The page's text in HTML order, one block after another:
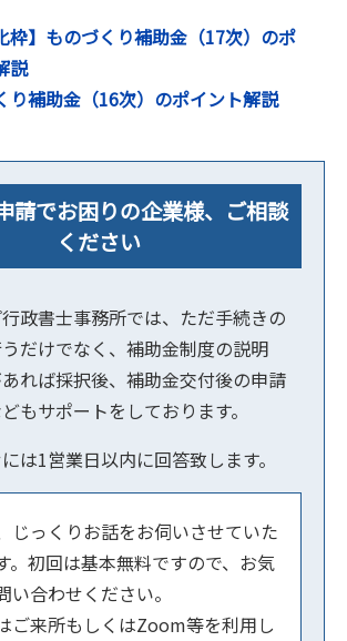
枠】ものづくり補助金（17次）のポ
説
り補助金（16次）のポイント解説
請でお困りの企業様、ご相談
ください
政書士事務所では、ただ手続きの
だけでなく、補助金制度の説明
れば採択後、補助金交付後の申請
もサポートをしております。
は1営業日以内に回答致します。
じっくりお話をお伺いさせていた
。初回は基本無料ですので、お気
い合わせください。
ご来所もしくはZoom等を利用し